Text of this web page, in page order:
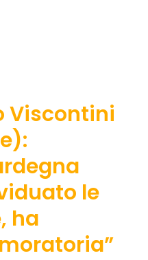
Viscontini
le
ha